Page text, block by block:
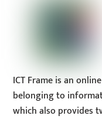
ICT Frame is an
belonging to
which also provides